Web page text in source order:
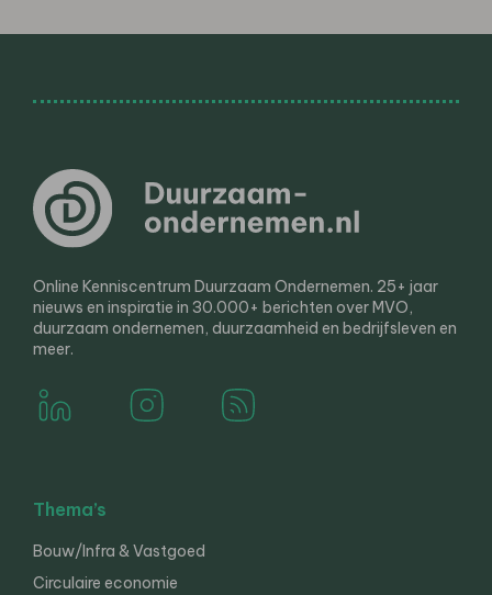
Online Kenniscentrum Duurzaam Ondernemen. 25+ jaar
nieuws en inspiratie in 30.000+ berichten over MVO,
duurzaam ondernemen, duurzaamheid en bedrijfsleven en
meer.
Thema’s
Bouw/Infra & Vastgoed
Circulaire economie